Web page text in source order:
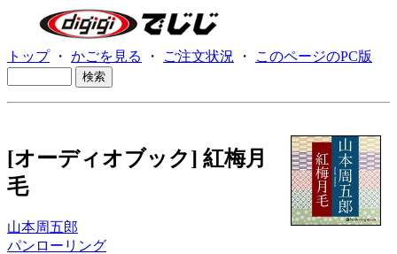
トップ・ かごを見る ・ ご注文状況 ・ このページのPC版
[オーディオブック] 紅梅月
毛
山本周五郎
パンローリング